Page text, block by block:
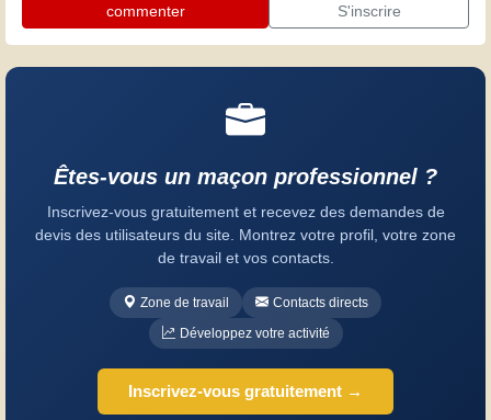
commenter
S'inscrire
Êtes-vous un maçon professionnel ?
Inscrivez-vous gratuitement et recevez des demandes de
devis des utilisateurs du site. Montrez votre profil, votre zone
de travail et vos contacts.
Zone de travail
Contacts directs
Développez votre activité
Inscrivez-vous gratuitement →